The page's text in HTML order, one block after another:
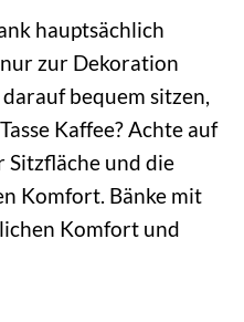
hauptsächlich
zur Dekoration
bequem sitzen,
Kaffee? Achte auf
Sitzfläche und die
Komfort. Bänke mit
Komfort und